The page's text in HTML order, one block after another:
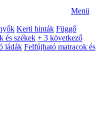
Menü
Kerti hinták Függő
és székek + 3 következő
ládák Felfújható matracok és